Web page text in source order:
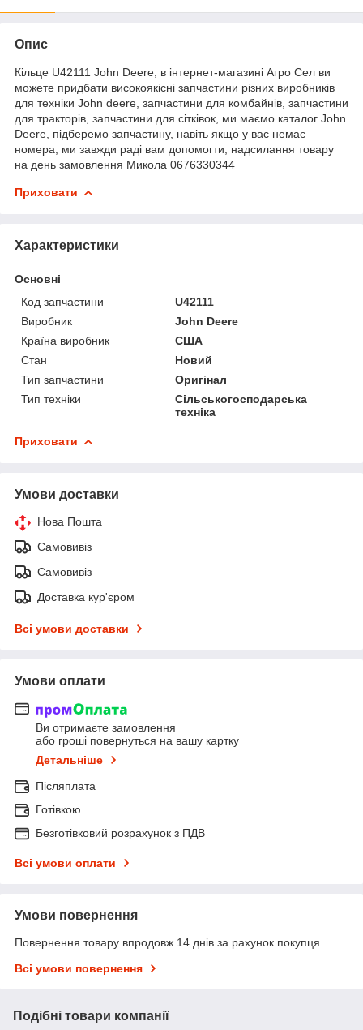
Опис
Кільце U42111 John Deere, в інтернет-магазині Агро Сел ви
можете придбати високоякісні запчастини різних виробників
для техніки John deere, запчастини для комбайнів, запчастини
для тракторів, запчастини для сітківок, ми маємо каталог John
Deere, підберемо запчастину, навіть якщо у вас немає
номера, ми завжди раді вам допомогти, надсилання товару
на день замовлення Микола 0676330344
Приховати
Характеристики
Основні
Код запчастини
U42111
Виробник
John Deere
Країна виробник
США
Стан
Новий
Тип запчастини
Оригінал
Тип техніки
Сільськогосподарська
техніка
Приховати
Умови доставки
Нова Пошта
Самовивіз
Самовивіз
Доставка кур'єром
Всі умови доставки
Умови оплати
Ви отримаєте замовлення
або гроші повернуться на вашу картку
Детальніше
Післяплата
Готівкою
Безготівковий розрахунок з ПДВ
Всі умови оплати
Умови повернення
Повернення товару впродовж 14 днів за рахунок покупця
Всі умови повернення
Подібні товари компанії